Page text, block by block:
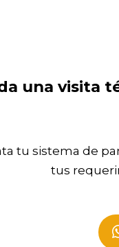
una visita
tu sistema de
tus